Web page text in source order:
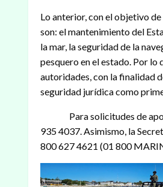
Lo anterior, con el objetivo
son: el mantenimiento del
la mar, la seguridad de la
pesquero en el estado. Por lo
autoridades, con la finalidad
seguridad jurídica como
Para solicitudes de apoyo,
935 4037. Asimismo, la
800 627 4621 (01 800